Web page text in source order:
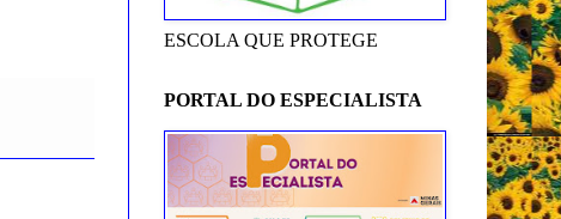
ESCOLA QUE PROTEGE
PORTAL DO ESPECIALISTA